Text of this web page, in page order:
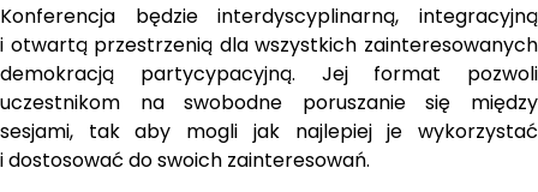
Konferencja będzie interdyscyplinarną, integracyjną
i otwartą przestrzenią dla wszystkich zainteresowanych
demokracją partycypacyjną. Jej format pozwoli
uczestnikom na swobodne poruszanie się między
sesjami, tak aby mogli jak najlepiej je wykorzystać
i dostosować do swoich zainteresowań.